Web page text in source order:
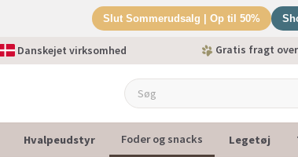
Slut Sommerudsalg | Op til 50%
Danskejet virksomhed Gratis fragt over
Hvalpeudstyr Foder og snacks Legetøj